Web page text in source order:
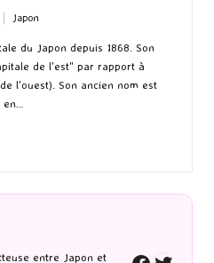
Posted
in
Japon
du Japon depuis 1868. Son
de l'est" par rapport à
l'ouest). Son ancien nom est
en…
entre Japon et